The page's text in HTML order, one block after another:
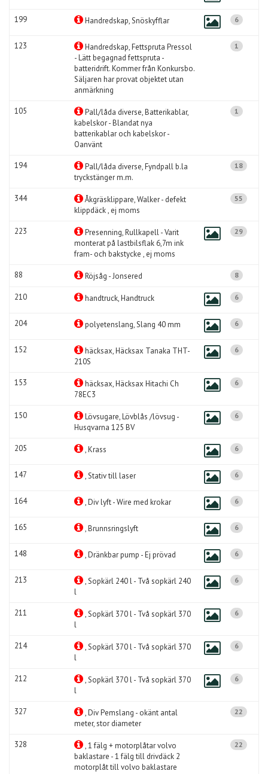
199 Handredskap, Snöskyfflar 6
123
Handredskap, Fettspruta Pressol
- Lätt begagnad fettspruta -
batteridrift. Kommer från Konkursbo.
Säljaren har provat objektet utan
anmärkning
1
105
Pall/låda diverse, Batterikablar,
kabelskor - Blandat nya
batterikablar och kabelskor -
Oanvänt
1
194
Pall/låda diverse, Fyndpall b.la
tryckstänger m.m.
18
344
Åkgräsklippare, Walker - defekt
klippdäck , ej moms
55
223
Presenning, Rullkapell - Varit
monterat på lastbilsflak 6,7m ink
fram- och bakstycke , ej moms
29
88 Röjsåg - Jonsered 8
210 handtruck, Handtruck 6
204 polyetenslang, Slang 40 mm 6
152
häcksax, Häcksax Tanaka THT-
210S
6
153
häcksax, Häcksax Hitachi Ch
78EC3
6
150
Lövsugare, Lövblås /lövsug -
Husqvarna 125 BV
6
205 , Krass 6
147 , Stativ till laser 6
164 , Div lyft - Wire med krokar 6
165 , Brunnsringslyft 6
148 , Dränkbar pump - Ej prövad 6
213
, Sopkärl 240 l - Två sopkärl 240
l
6
211
, Sopkärl 370 l - Två sopkärl 370
l
6
214
, Sopkärl 370 l - Två sopkärl 370
l
6
212
, Sopkärl 370 l - Två sopkärl 370
l
6
327
, Div Pemslang - okänt antal
meter, stor diameter
22
328
, 1 fälg + motorplåtar volvo
baklastare - 1 fälg till drivdäck 2
motorplåt till volvo baklastare
22